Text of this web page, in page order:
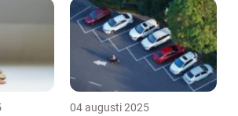
04 augusti 2025